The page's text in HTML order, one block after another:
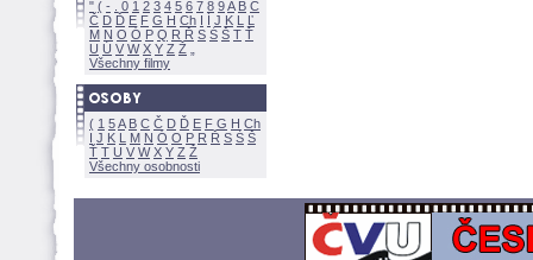
" ( - 0 1 2 3 4 5 6 7 8 9A B C
Č D Ď E F G H Ch I Í J K L
Ľ
M N O Ó P Q R Ř S Ś T Ť
U Ú V W X Y Z
Všechny filmy
( 1 5A B C Č D Ď E F G H Ch
I J K L M N Ó O P R Ř S Ś
Ť T U V W X Y Z
Všechny osobnosti